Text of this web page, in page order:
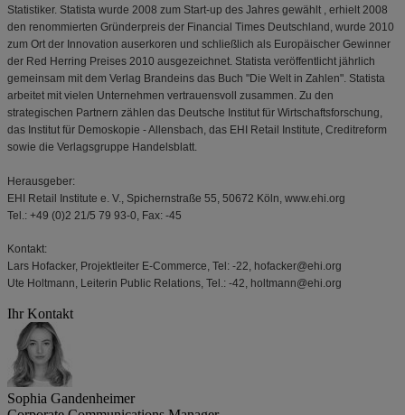
Statistiker. Statista wurde 2008 zum Start-up des Jahres gewählt , erhielt 2008
den renommierten Gründerpreis der Financial Times Deutschland, wurde 2010
zum Ort der Innovation auserkoren und schließlich als Europäischer Gewinner
der Red Herring Preises 2010 ausgezeichnet. Statista veröffentlicht jährlich
gemeinsam mit dem Verlag Brandeins das Buch "Die Welt in Zahlen". Statista
arbeitet mit vielen Unternehmen vertrauensvoll zusammen. Zu den
strategischen Partnern zählen das Deutsche Institut für Wirtschaftsforschung,
das Institut für Demoskopie - Allensbach, das EHI Retail Institute, Creditreform
sowie die Verlagsgruppe Handelsblatt.
Herausgeber:
EHI Retail Institute e. V., Spichernstraße 55, 50672 Köln, www.ehi.org
Tel.: +49 (0)2 21/5 79 93-0, Fax: -45
Kontakt:
Lars Hofacker, Projektleiter E-Commerce, Tel: -22, hofacker@ehi.org
Ute Holtmann, Leiterin Public Relations, Tel.: -42, holtmann@ehi.org
Ihr Kontakt
Sophia Gandenheimer